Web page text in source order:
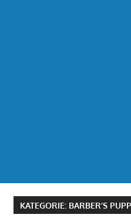
KATEGORIE: BARBER‘S